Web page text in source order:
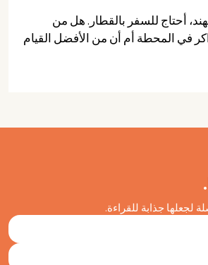
أحتاج للسفر بالقطار. هل من
في المحطة أم أن من الأفضل القيام
لجعلها جذابة للقراءة.